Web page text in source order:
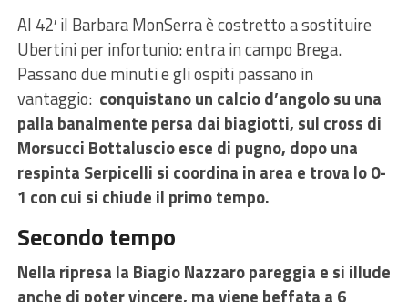
Al 42′ il Barbara MonSerra è costretto a sostituire
Ubertini per infortunio: entra in campo Brega.
Passano due minuti e gli ospiti passano in
vantaggio: conquistano un calcio d’angolo su una
palla banalmente persa dai biagiotti, sul cross di
Morsucci Bottaluscio esce di pugno, dopo una
respinta Serpicelli si coordina in area e trova lo 0-
1 con cui si chiude il primo tempo.
Secondo tempo
Nella ripresa la Biagio Nazzaro pareggia e si illude
anche di poter vincere, ma viene beffata a 6